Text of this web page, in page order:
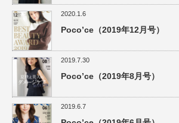
2020.1.6
Poco’ce（2019年12月号）
2019.7.30
Poco’ce（2019年8月号）
2019.6.7